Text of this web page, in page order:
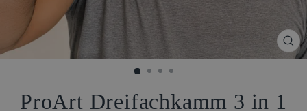
ProArt Dreifachkamm 3 in 1